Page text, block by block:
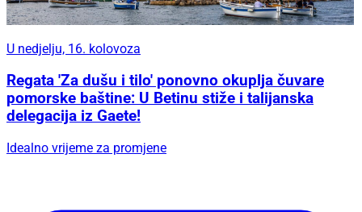
U nedjelju, 16. kolovoza
Regata 'Za dušu i tilo' ponovno okuplja čuvare
pomorske baštine: U Betinu stiže i talijanska
delegacija iz Gaete!
Idealno vrijeme za promjene